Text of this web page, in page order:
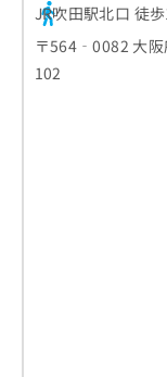
JR吹田駅北口 徒
〒564‐0082 大阪
102